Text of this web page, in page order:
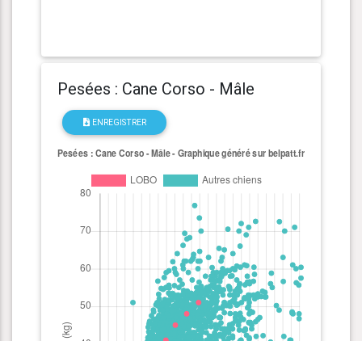
Pesées : Cane Corso - Mâle
ENREGISTRER